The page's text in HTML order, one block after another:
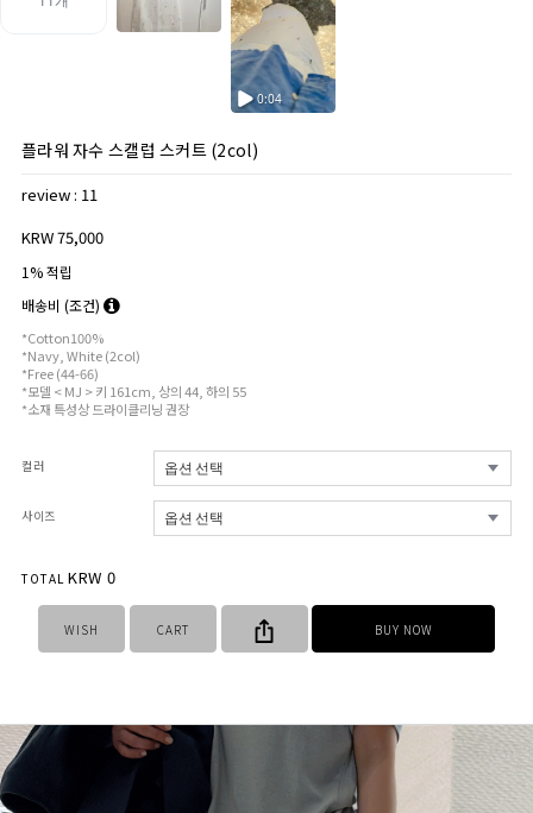
플라워 자수 스캘럽 스커트 (2col)
review : 11
KRW 75,000
1% 적립
배송비 (조건)
*Cotton100%
*Navy, White (2col)
*Free (44-66)
*모델 < MJ > 키 161cm, 상의 44, 하의 55
*소재 특성상 드라이클리닝 권장
컬러
사이즈
TOTAL KRW 0
WISH CART BUY NOW